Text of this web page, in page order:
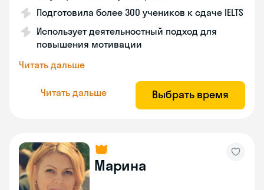
Подготовила более 300 учеников к сдаче IELTS
Использует деятельностный подход для
повышения мотивации
Читать дальше
Читать дальше Выбрать время
Марина